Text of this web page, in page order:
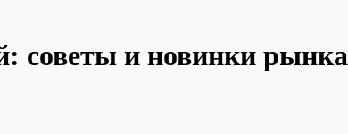
советы и новинки рынка